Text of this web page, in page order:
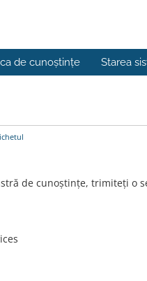
de cunoștințe Starea
de cunoștințe, trimiteți o